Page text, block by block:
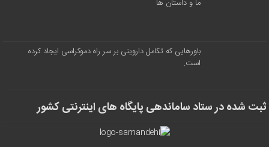
ما و داستان ها
باورهایی که تکامل داروینی بر سر راه دموکراسی ایجاد کرده
است.
ثبت شده در ستاد ساماندهی پایگاه های اینترنتی کشور